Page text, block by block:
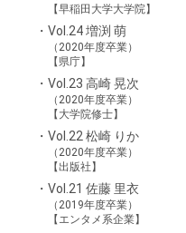
【早稲田大学大学院】
Vol.24 増渕 萌
（2020年度卒業）
【県庁】
Vol.23 高崎 晃次
（2020年度卒業）
【大学院修士】
Vol.22 松崎 りか
（2020年度卒業）
【出版社】
Vol.21 佐藤 里衣
（2019年度卒業）
【エンタメ系企業】